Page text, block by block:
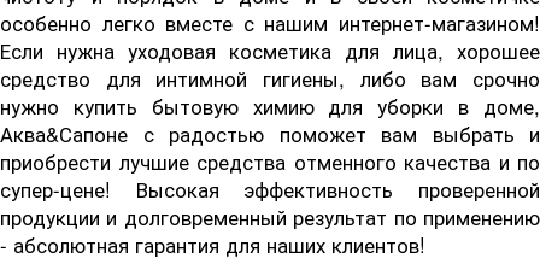
особенно легко вместе с нашим интернет-магазином!
Если нужна уходовая косметика для лица, хорошее
средство для интимной гигиены, либо вам срочно
нужно купить бытовую химию для уборки в доме,
Аква&Сапоне с радостью поможет вам выбрать и
приобрести лучшие средства отменного качества и по
супер-цене! Высокая эффективность проверенной
продукции и долговременный результат по применению
- абсолютная гарантия для наших клиентов!